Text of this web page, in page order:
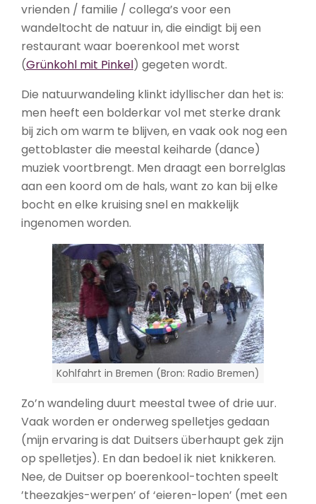
vrienden / familie / collega’s voor een
wandeltocht de natuur in, die eindigt bij een
restaurant waar boerenkool met worst
(Grünkohl mit Pinkel) gegeten wordt.
Die natuurwandeling klinkt idyllischer dan het is:
men heeft een bolderkar vol met sterke drank
bij zich om warm te blijven, en vaak ook nog een
gettoblaster die meestal keiharde (dance)
muziek voortbrengt. Men draagt een borrelglas
aan een koord om de hals, want zo kan bij elke
bocht en elke kruising snel en makkelijk
ingenomen worden.
Kohlfahrt in Bremen (Bron: Radio Bremen)
Zo’n wandeling duurt meestal twee of drie uur.
Vaak worden er onderweg spelletjes gedaan
(mijn ervaring is dat Duitsers überhaupt gek zijn
op spelletjes). En dan bedoel ik niet knikkeren.
Nee, de Duitser op boerenkool-tochten speelt
’theezakjes-werpen’ of ‘eieren-lopen’ (met een